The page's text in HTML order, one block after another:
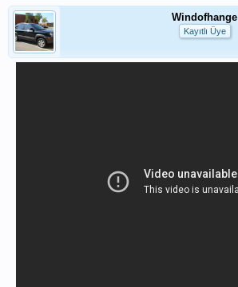
Windofhange
Kayıtlı Üye